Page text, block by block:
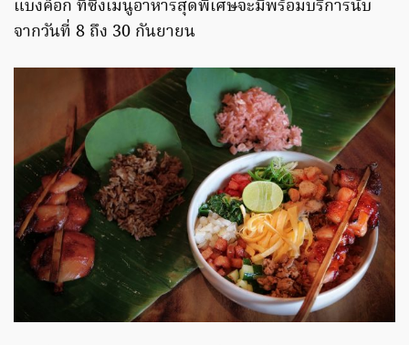
แบงค็อก ที่ซึ่งเมนูอาหารสุดพิเศษจะมีพร้อมบริการนับ
จากวันที่ 8 ถึง 30 กันยายน